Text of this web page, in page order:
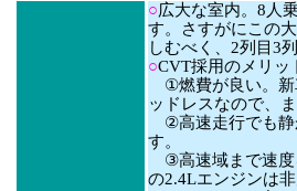
○広大な室内。8人
す。さすがにこの
しむべく、2列目3
○CVT採用のメリッ
①燃費が良い。新
ッドレスなので、
②高速走行でも静
す。
③高速域まで速度
の2.4Lエンジンは